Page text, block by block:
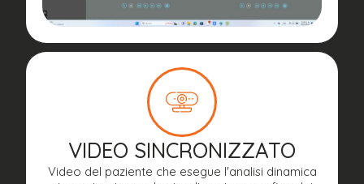
VIDEO SINCRONIZZATO
Video del paziente che esegue l'analisi dinamica